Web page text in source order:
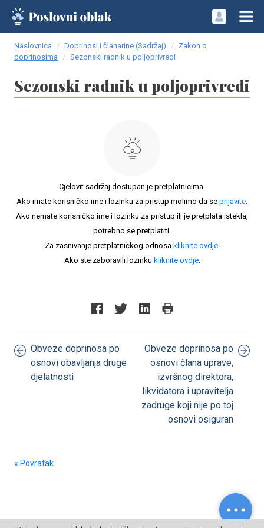
Naslovnica Doprinosi i članarine (Sadržaj)
Zakon o
doprinosima
Sezonski radnik u poljoprivredi
Sezonski radnik u poljoprivredi
Cjelovit sadržaj dostupan je pretplatnicima.
Ako imate korisničko ime i lozinku za pristup molimo da se prijavite.
Ako nemate korisničko ime i lozinku za pristup ili je pretplata istekla,
potrebno se pretplatiti.
Za zasnivanje pretplatničkog odnosa kliknite ovdje.
Ako ste zaboravili lozinku kliknite ovdje.
Obveze doprinosa po
osnovi obavljanja druge
djelatnosti
Obveze doprinosa po
osnovi člana uprave,
izvršnog direktora,
likvidatora i upravitelja
zadruge koji nije po toj
osnovi osiguran
« Povratak